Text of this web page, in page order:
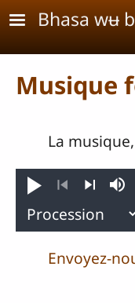
Aller au contenu
Bhasa wʉ
Musique
La
Jouer
Précédent
Envoyez-